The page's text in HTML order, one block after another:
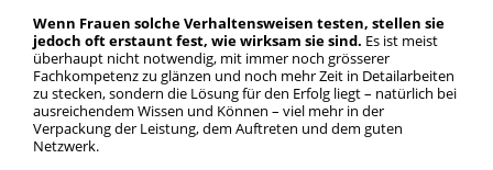
Wenn Frauen solche Verhaltensweisen testen, stellen sie
jedoch oft erstaunt fest, wie wirksam sie sind. Es ist meist
überhaupt nicht notwendig, mit immer noch grösserer
Fachkompetenz zu glänzen und noch mehr Zeit in Detailarbeiten
zu stecken, sondern die Lösung für den Erfolg liegt – natürlich bei
ausreichendem Wissen und Können – viel mehr in der
Verpackung der Leistung, dem Auftreten und dem guten
Netzwerk.